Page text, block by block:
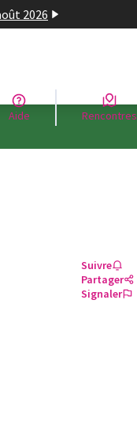
2026
Aide Rencontres
Suivre
Partager
Signaler